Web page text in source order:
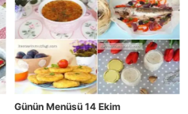
Günün Menüsü 14 Ekim